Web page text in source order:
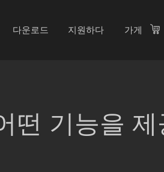
다운로드 지원하다 가게
떤 기능을 제